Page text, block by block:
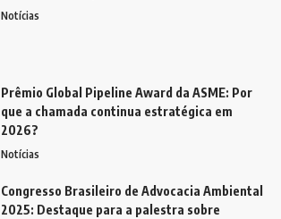
Notícias
Prêmio Global Pipeline Award da ASME: Por
que a chamada continua estratégica em
2026?
Notícias
Congresso Brasileiro de Advocacia Ambiental
2025: Destaque para a palestra sobre